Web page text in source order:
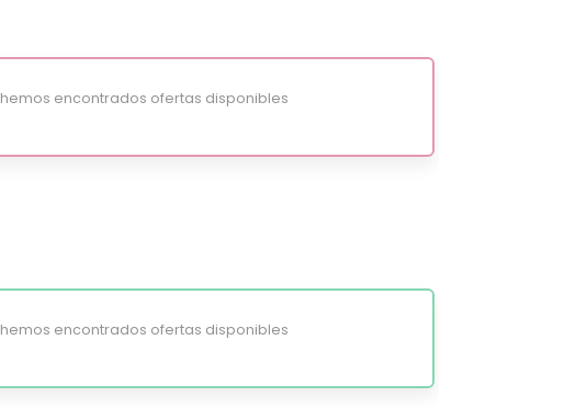
hemos encontrados ofertas disponibles
hemos encontrados ofertas disponibles